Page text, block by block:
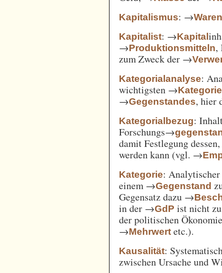
Kapitalismus: →
Kapitalist: →Kapital
→Produktionsmitteln,
zum Zweck der →
Kategorialanalyse:
wichtigsten →
→Gegenstandes, hier
Kategorialbezug:
Forschungs→
damit Festlegung
werden kann (vgl. →
Kategorie:
einem →Gegenstand
Gegensatz dazu →
in der →GdP ist nicht
der politischen
→Mehrwert etc.).
Kausalität:
zwischen Ursache und